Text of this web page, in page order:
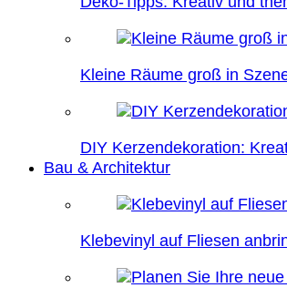
Kleine Räume groß in
DIY Kerzendekoration:
Bau & Architektur
Klebevinyl auf Fliesen